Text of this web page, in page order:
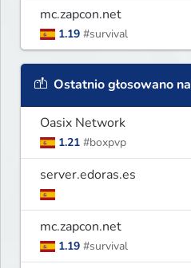
mc.zapcon.net
1.19 #survival
Ostatnio głosowano na
Oasix Network
1.21 #boxpvp
server.edoras.es
mc.zapcon.net
1.19 #survival